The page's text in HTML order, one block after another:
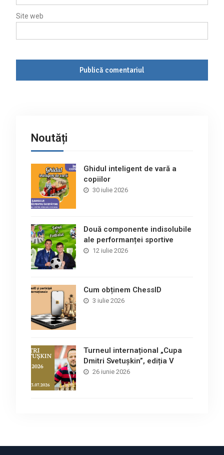
Site web
Noutăți
Ghidul inteligent de vară a
copiilor
30 iulie 2026
Două componente indisolubile
ale performanței sportive
12 iulie 2026
Cum obținem ChessID
3 iulie 2026
Turneul internațional „Cupa
Dmitri Svetușkin”, ediția V
26 iunie 2026